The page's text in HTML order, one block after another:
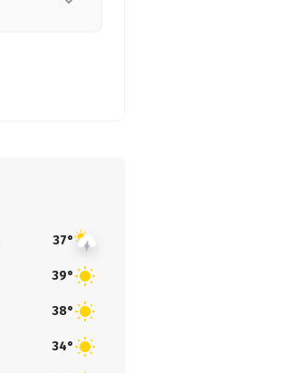
37°
39°
38°
34°